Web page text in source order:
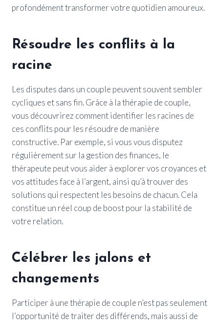
profondément transformer votre quotidien amoureux.
Résoudre les conflits à la
racine
Les disputes dans un couple peuvent souvent sembler
cycliques et sans fin. Grâce à la thérapie de couple,
vous découvrirez comment identifier les racines de
ces conflits pour les résoudre de manière
constructive. Par exemple, si vous vous disputez
régulièrement sur la gestion des finances, le
thérapeute peut vous aider à explorer vos croyances et
vos attitudes face à l’argent, ainsi qu’à trouver des
solutions qui respectent les besoins de chacun. Cela
constitue un réel coup de boost pour la stabilité de
votre relation.
Célébrer les jalons et
changements
Participer à une thérapie de couple n’est pas seulement
l’opportunité de traiter des différends, mais aussi de